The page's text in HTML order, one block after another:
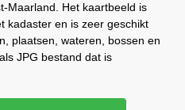
Maarland. Het kaartbeeld is
kadaster en is zeer geschikt
plaatsen, wateren, bossen en
JPG bestand dat is